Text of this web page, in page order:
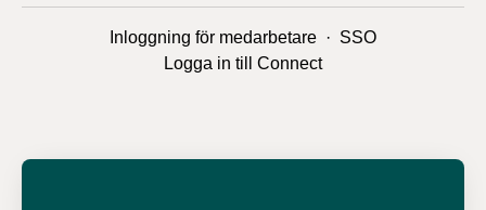
Inloggning för medarbetare · SSO
Logga in till Connect